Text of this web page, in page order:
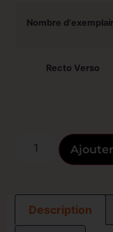
Nombre
Recto Verso
Description